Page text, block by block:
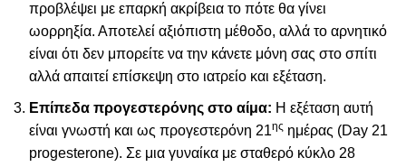
προβλέψει με επαρκή ακρίβεια το πότε θα γίνει
ωορρηξία. Αποτελεί αξιόπιστη μέθοδο, αλλά το αρνητικό
είναι ότι δεν μπορείτε να την κάνετε μόνη σας στο σπίτι
αλλά απαιτεί επίσκεψη στο ιατρείο και εξέταση.
Επίπεδα προγεστερόνης στο αίμα: Η εξέταση αυτή
είναι γνωστή και ως προγεστερόνη 21ης ημέρας (Day 21
progesterone). Σε μια γυναίκα με σταθερό κύκλο 28